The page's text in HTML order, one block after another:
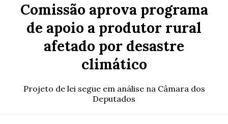
Comissão aprova programa
de apoio a produtor rural
afetado por desastre
climático
Projeto de lei segue em análise na Câmara dos
Deputados